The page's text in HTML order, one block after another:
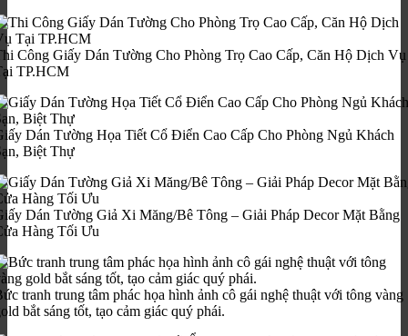
Công Giấy Dán Tường Cho Phòng Trọ Cao Cấp, Căn Hộ Dịch Vụ
TP.HCM
Dán Tường Họa Tiết Cổ Điển Cao Cấp Cho Phòng Ngủ Khách
Biệt Thự
Dán Tường Giả Xi Măng/Bê Tông – Giải Pháp Decor Mặt Bằng
Hàng Tối Ưu
tranh trung tâm phác họa hình ảnh cô gái nghệ thuật với tông vàng
bắt sáng tốt, tạo cảm giác quý phái.